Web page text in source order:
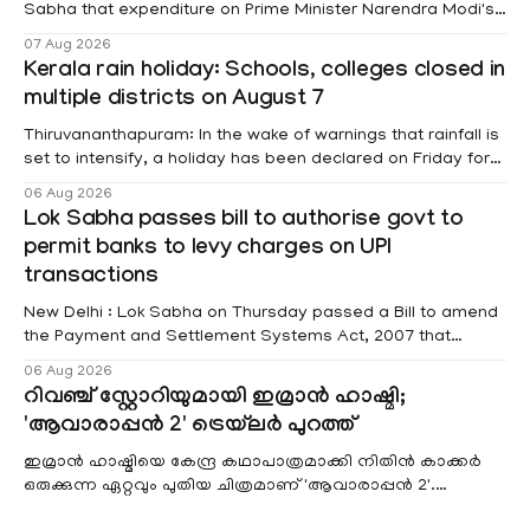
Sabha that expenditure on Prime Minister Narendra Modi's
information was provided by Minister of State for External
Affairs Pabitra Margherita in a written reply to questions
raised
07 Aug 2026
Kerala rain holiday: Schools, colleges closed in
multiple districts on August 7
Thiruvananthapuram: In the wake of warnings that rainfall is
set to intensify, a holiday has been declared on Friday for
Kottayam, Wayanad and Kasaragod districts. Meanwhile, a
red alert remains in place on Thursday for Kottayam,
Pathanamtitta and Idukki districts. Following a red alert on
06 Aug 2026
Lok Sabha passes bill to authorise govt to
permit banks to levy charges on UPI
transactions
New Delhi : Lok Sabha on Thursday passed a Bill to amend
the Payment and Settlement Systems Act, 2007 that
service providers to levy charges on payments through
unified payments interface (UPI) and other notified
electronic payment modes. The amendment passed by the
06 Aug 2026
റിവഞ്ച് സ്റ്റോറിയുമായി ഇമ്രാൻ ഹാഷ്മി;
'ആവാരാപ്പൻ 2' ട്രെയ്‌ലർ പുറത്ത്
ഇമ്രാൻ ഹാഷ്മിയെ കേന്ദ്ര കഥാപാത്രമാക്കി നിതിൻ കാക്കർ
ഒരുക്കുന്ന ഏറ്റവും പുതിയ ചിത്രമാണ് 'ആവാരാപ്പൻ 2'.